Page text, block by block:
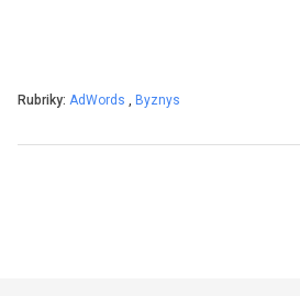
Rubriky: AdWords Byznys